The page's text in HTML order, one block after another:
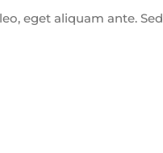
eget aliquam ante. Sed